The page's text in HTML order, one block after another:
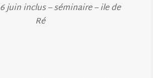
juin inclus – séminaire – ile de
Ré